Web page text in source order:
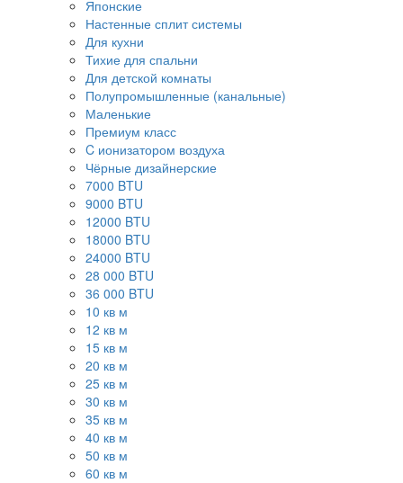
Японские
Настенные сплит системы
Для кухни
Тихие для спальни
Для детской комнаты
Полупромышленные (канальные)
Маленькие
Премиум класс
C ионизатором воздуха
Чёрные дизайнерские
7000 BTU
9000 BTU
12000 BTU
18000 BTU
24000 BTU
28 000 BTU
36 000 BTU
10 кв м
12 кв м
15 кв м
20 кв м
25 кв м
30 кв м
35 кв м
40 кв м
50 кв м
60 кв м